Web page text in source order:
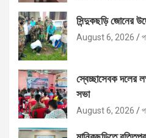
সিন্দুকছড়ি জোনের
August 6, 2026
স্বেচ্ছাসেবক দলের
সভা
August 6, 2026